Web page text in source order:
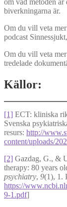
biverkningarna är.
Om du vill veta
podcast Sinnessjukt,
Om du vill veta
tredelade
Källor:
[1] ECT: kliniska
Svenska
resurs: http://
content/uploads/
[2] Gazdag, G., &
therapy: 80 years
psychiatry, 9(1), 1.
https://
9-1.pdf]